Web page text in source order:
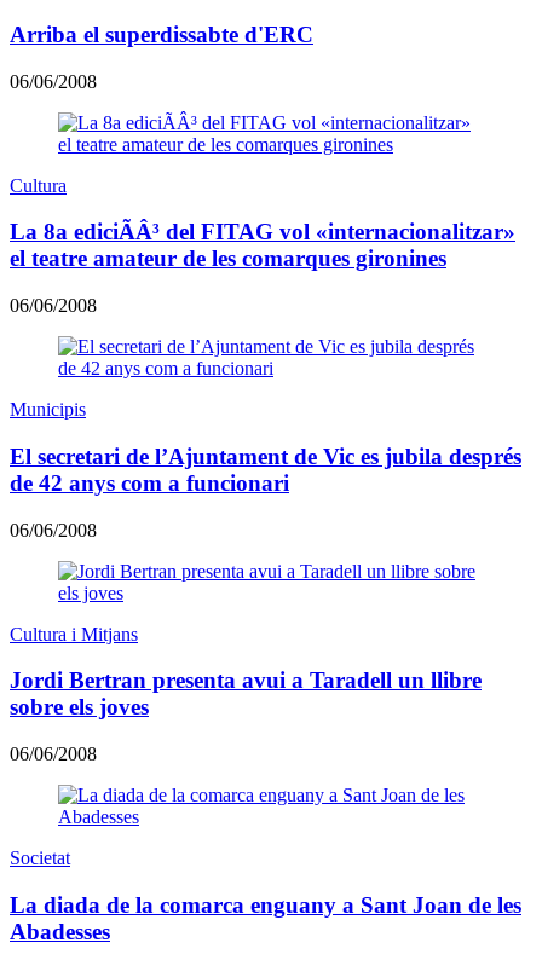
Arriba el superdissabte d'ERC
06/06/2008
Cultura
La 8a ediciÃÂ³ del FITAG vol «internacionalitzar»
el teatre amateur de les comarques gironines
06/06/2008
Municipis
El secretari de l’Ajuntament de Vic es jubila després
de 42 anys com a funcionari
06/06/2008
Cultura i Mitjans
Jordi Bertran presenta avui a Taradell un llibre
sobre els joves
06/06/2008
Societat
La diada de la comarca enguany a Sant Joan de les
Abadesses